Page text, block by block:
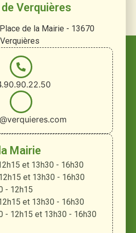
Verquières
de la Mairie - 13670
Verquières
Mairie
et 13h30 - 16h30
et 13h30 - 16h30
- 12h15
et 13h30 - 16h30
- 12h15 et 13h30 - 16h30